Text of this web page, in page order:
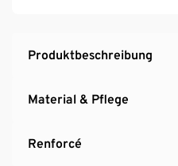
Produktbeschreibung
Material & Pflege
Renforcé